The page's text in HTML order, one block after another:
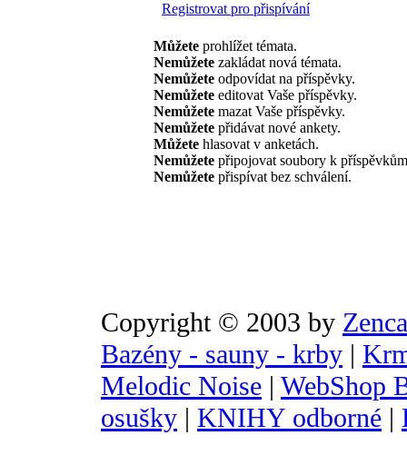
Registrovat pro přispívání
Můžete prohlížet témata.
Nemůžete zakládat nová témata.
Nemůžete odpovídat na příspěvky.
Nemůžete editovat Vaše příspěvky.
Nemůžete mazat Vaše příspěvky.
Nemůžete přidávat nové ankety.
Můžete hlasovat v anketách.
Nemůžete připojovat soubory k
Nemůžete přispívat bez schválení.
Copyright © 2003 by
Bazény - sauny - krby |
Melodic Noise | WebShop
osušky | KNIHY odborné |